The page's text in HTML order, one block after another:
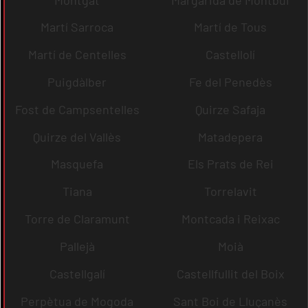
Martí Sarroca
Martí de Tous
Martí de Centelles
Castellolí
Puigdàlber
Fe del Penedès
Fost de Campsentelles
Quirze Safaja
Quirze del Vallès
Matadepera
Masquefa
Els Prats de Rei
Tiana
Torrelavit
Torre de Claramunt
Montcada i Reixac
Pallejà
Moià
Castellgalí
Castellfullit del Boix
Perpètua de Mogoda
Sant Boi de Lluçanès